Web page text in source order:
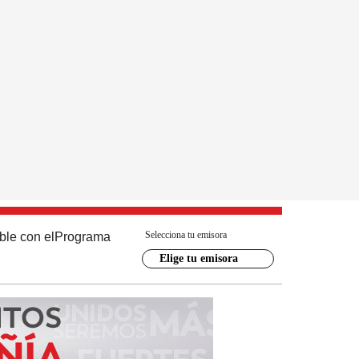
con el Programa Selecciona tu emisora
Elige tu emisora